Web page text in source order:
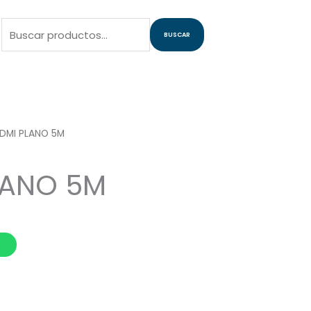
BUSCAR
PLANO 5M
5M